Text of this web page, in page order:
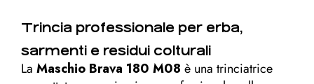
Trincia professionale per erba,
sarmenti e residui colturali
La Maschio Brava 180 M08 è una trinciatrice